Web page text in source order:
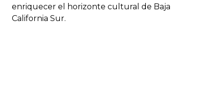
enriquecer el horizonte cultural de Baja
California Sur.